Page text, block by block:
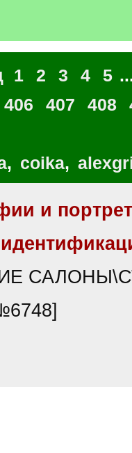
1 2 3 4 5
406 407 408
, coika,
и